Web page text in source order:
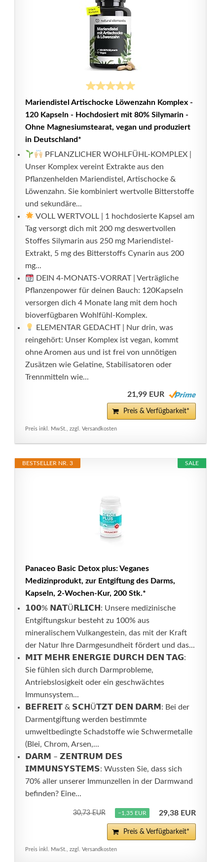
Mariendistel Artischocke Löwenzahn Komplex -
120 Kapseln - Hochdosiert mit 80% Silymarin -
Ohne Magnesiumstearat, vegan und produziert
in Deutschland*
PFLANZLICHER WOHLFÜHL-KOMPLEX |
Unser Komplex vereint Extrakte aus den
Pflanzenhelden Mariendistel, Artischocke &
Löwenzahn. Sie kombiniert wertvolle Bitterstoffe
und sekundäre...
VOLL WERTVOLL | 1 hochdosierte Kapsel am
Tag versorgt dich mit 200 mg deswertvollen
Stoffes Silymarin aus 250 mg Mariendistel-
Extrakt, 5 mg des Bitterstoffs Cynarin aus 200
mg...
DEIN 4-MONATS-VORRAT | Verträgliche
Pflanzenpower für deinen Bauch: 120Kapseln
versorgen dich 4 Monate lang mit dem hoch
bioverfügbaren Wohlfühl-Komplex.
ELEMENTAR GEDACHT | Nur drin, was
reingehört: Unser Komplex ist vegan, kommt
ohne Aromen aus und ist frei von unnötigen
Zusätzen wie Gelatine, Stabilisatoren oder
Trennmitteln wie...
21,99 EUR
Preis & Verfügbarkeit*
Preis inkl. MwSt., zzgl. Versandkosten
SALE
BESTSELLER NR. 3
Panaceo Basic Detox plus: Veganes
Medizinprodukt, zur Entgiftung des Darms,
Kapseln, 2-Wochen-Kur, 200 Stk.*
𝟭𝟬𝟬% 𝗡𝗔𝗧Ü𝗥𝗟𝗜𝗖𝗛: Unsere medizinische
Entgiftungskur besteht zu 100% aus
mineralischem Vulkangestein, das mit der Kraft
der Natur Ihre Darmgesundheit fördert und das...
𝗠𝗜𝗧 𝗠𝗘𝗛𝗥 𝗘𝗡𝗘𝗥𝗚𝗜𝗘 𝗗𝗨𝗥𝗖𝗛 𝗗𝗘𝗡 𝗧𝗔𝗚:
Sie fühlen sich durch Darmprobleme,
Antriebslosigkeit oder ein geschwächtes
Immunsystem...
𝗕𝗘𝗙𝗥𝗘𝗜𝗧 & 𝗦𝗖𝗛Ü𝗧𝗭𝗧 𝗗𝗘𝗡 𝗗𝗔𝗥𝗠: Bei der
Darmentgiftung werden bestimmte
umweltbedingte Schadstoffe wie Schwermetalle
(Blei, Chrom, Arsen,...
𝗗𝗔𝗥𝗠 – 𝗭𝗘𝗡𝗧𝗥𝗨𝗠 𝗗𝗘𝗦
𝗜𝗠𝗠𝗨𝗡𝗦𝗬𝗦𝗧𝗘𝗠𝗦: Wussten Sie, dass sich
70% aller unserer Immunzellen in der Darmwand
befinden? Eine...
30,73 EUR −1,35 EUR 29,38 EUR
Preis & Verfügbarkeit*
Preis inkl. MwSt., zzgl. Versandkosten